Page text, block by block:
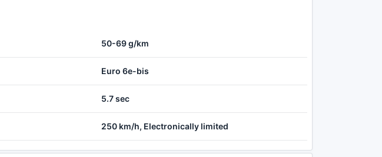
50-69 g/km
Euro 6e-bis
5.7 sec
250 km/h, Electronically limited